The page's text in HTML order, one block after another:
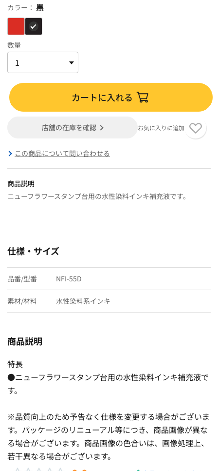
カラー： 黒
数量
カートに入れる
店舗の在庫を確認 お気に入りに追加
この商品について問い合わせる
商品説明
ニューフラワースタンプ台用の水性染料インキ補充液です。
仕様・サイズ
品番/型番 NFI-55D
素材/材料 水性染料系インキ
商品説明
特長
●ニューフラワースタンプ台用の水性染料インキ補充液で
す。
※品質向上のため予告なく仕様を変更する場合がございま
す。パッケージのリニューアル等につき、商品画像が異な
る場合がございます。商品画像の色合いは、画像処理上、
若干異なる場合がございます。